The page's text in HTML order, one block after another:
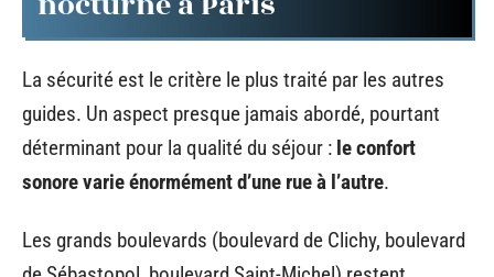
La sécurité est le critère le plus traité par les autres
guides. Un aspect presque jamais abordé, pourtant
déterminant pour la qualité du séjour : le confort
sonore varie énormément d’une rue à l’autre.
Les grands boulevards (boulevard de Clichy, boulevard